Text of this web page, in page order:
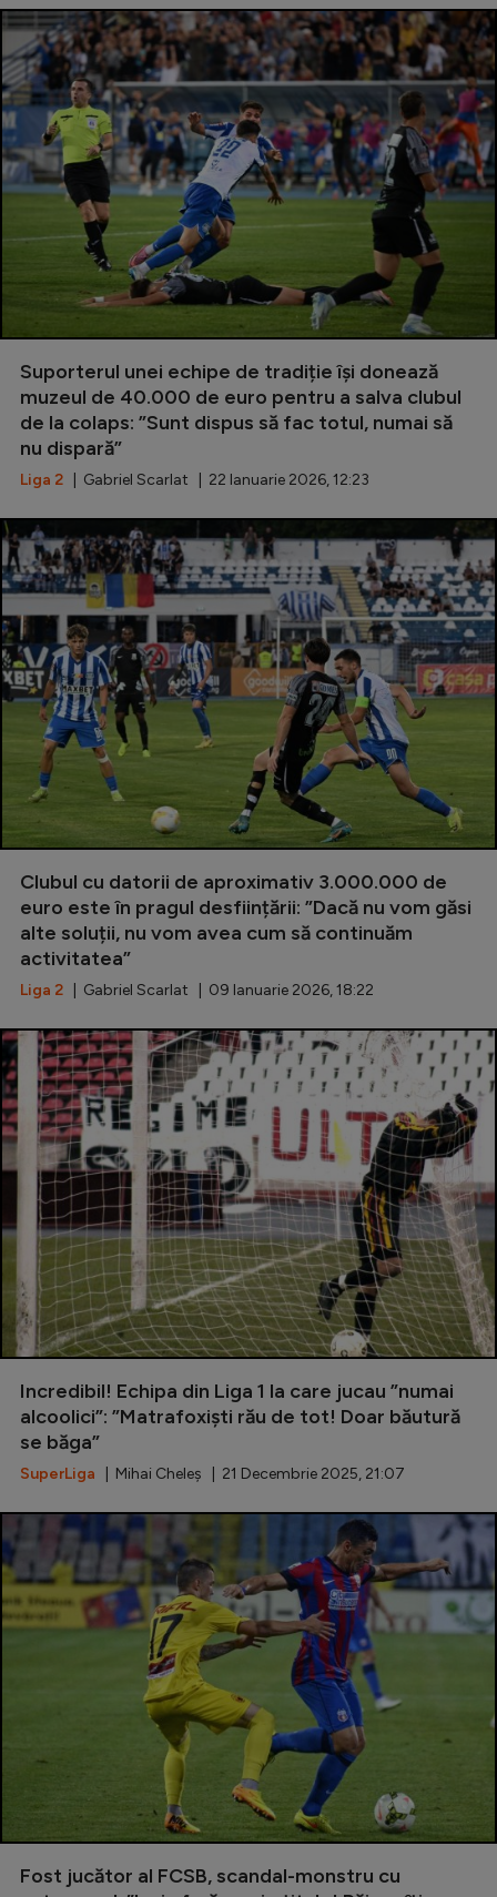
Suporterul unei echipe de tradiție își donează
muzeul de 40.000 de euro pentru a salva clubul
de la colaps: ”Sunt dispus să fac totul, numai să
nu dispară”
Liga 2 | Gabriel Scarlat | 22 Ianuarie 2026, 12:23
Clubul cu datorii de aproximativ 3.000.000 de
euro este în pragul desființării: ”Dacă nu vom găsi
alte soluții, nu vom avea cum să continuăm
activitatea”
Liga 2 | Gabriel Scarlat | 09 Ianuarie 2026, 18:22
Incredibil! Echipa din Liga 1 la care jucau ”numai
alcoolici”: ”Matrafoxiști rău de tot! Doar băutură
se băga”
SuperLiga | Mihai Cheleș | 21 Decembrie 2025, 21:07
Fost jucător al FCSB, scandal-monstru cu